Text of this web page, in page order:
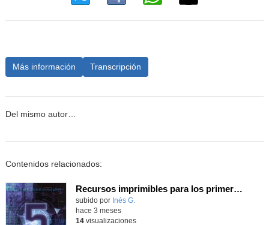
Más información Transcripción
Del mismo autor…
Contenidos relacionados:
Recursos imprimibles para los primeros días de clase de los alumnos extranjeros que desconocen el castellano o español
Contenido educativo.
subido por Inés G.
hace 3 meses
14visualizaciones